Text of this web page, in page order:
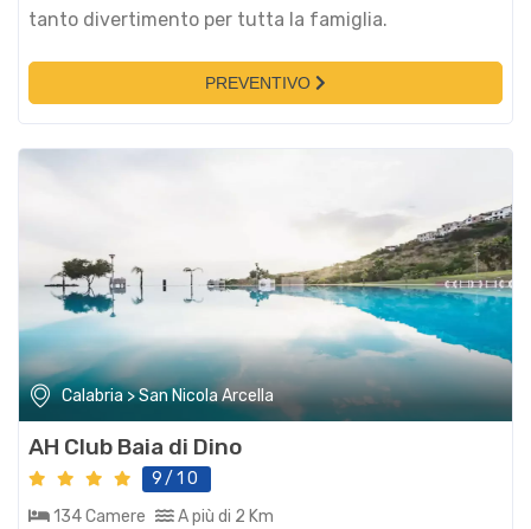
tanto divertimento per tutta la famiglia.
PREVENTIVO
Calabria > San Nicola Arcella
AH Club Baia di Dino
9/10
134 Camere
A più di 2 Km